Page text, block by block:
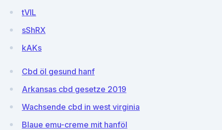
tVlL
sShRX
kAKs
Cbd öl gesund hanf
Arkansas cbd gesetze 2019
Wachsende cbd in west virginia
Blaue emu-creme mit hanföl